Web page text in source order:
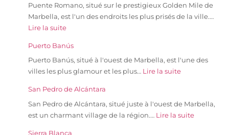
Puente Romano, situé sur le prestigieux Golden Mile de
Marbella, est l'un des endroits les plus prisés de la ville.…
Lire la suite
Puerto Banús
Puerto Banús, situé à l'ouest de Marbella, est l'une des
villes les plus glamour et les plus… Lire la suite
San Pedro de Alcántara
San Pedro de Alcántara, situé juste à l'ouest de Marbella,
est un charmant village de la région.… Lire la suite
Sierra Blanca